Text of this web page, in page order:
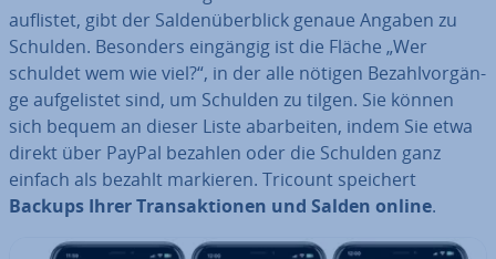
auflistet, gibt der Sal­den­über­blick genaue Angaben zu
Schulden. Besonders eingängig ist die Fläche „Wer
schuldet wem wie viel?“, in der alle nötigen Be­zahl­vor­gän­
ge auf­ge­lis­tet sind, um Schulden zu tilgen. Sie können
sich bequem an dieser Liste ab­ar­bei­ten, indem Sie etwa
direkt über PayPal bezahlen oder die Schulden ganz
einfach als bezahlt markieren. Tricount speichert
Backups Ihrer Trans­ak­tio­nen und Salden online.